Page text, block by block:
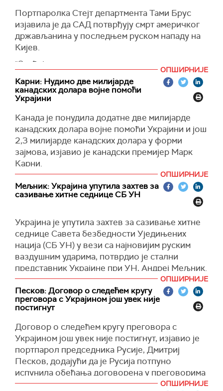
Портпаролка Стејт департмента Тами Брус
изјавила је да САД потврђују смрт америчког
држављанина у последњем руском нападу на
Кијев.
"Осуђујемо нападе и изражавамо наше
најдубље саучешће жртвама и породицама
свих погођених“, рекла је Брус.
Градоначелник Кијева Виталиј Кличко раније
је на Темеграму објавио да су лекари
саопштили да се 62-годишњи Амееиакнац
преминио у нападу.
(Reusters)
ОПШИРНИЈЕ
Карни: Нудимо две милијарде
канадских долара војне помоћи
Украјини
Канада је понудила додатне две милијарде
канадских долара војне помоћи Украјини и још
2,3 милијарде канадских долара у форми
зајмова, изјавио је канадски премијер Марк
Карни.
Карни је дочекао украјинског председника
Володимира Зеленског на самиту Г7, дан
након што је председник САД Доналд Трамп
фокусира на Блиски исток, преносиРојтерс.
(Reuters)
ОПШИРНИЈЕ
Мељник: Украјина упутила захтев за
сазивање хитне седнице СБ УН
Украјина је упутила захтев за сазивање хитне
седнице Савета безбедности Уједињених
нација (СБ УН) у вези са најновијим руским
ваздушним ударима, потврдио је стални
представник Украјине при УН, Андреј Мељник.
"Управо сам потписао писмо председавајућој
Савета безбедности УН амбасадорки Гвајане
при УН Каролин Родригез-Биркет, са захтевом
безбедности у вези са ескалацијом руског
ракетног терора против мирних становника
Украјине", рекао је Мељник, преноси
Укринформ.
Мељник је напоменуо да је протекле ноћи
ОПШИРНИЈЕ
Песков: Договор о следећем кругу
преговора с Украјином још увек није
постигнут
Договор о следећем кругу преговора с
Украјином још увек није постигнут, изјавио је
портпарол председника Русије, Дмитриј
Песков, додајући да је Русија потпуно
испунила обећања договорена у преговорима
са Украјином у Истанбулу.
ОПШИРНИЈЕ